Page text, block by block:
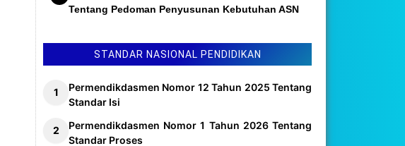
Tentang Pedoman Penyusunan Kebutuhan ASN
STANDAR NASIONAL PENDIDIKAN
Permendikdasmen Nomor 12 Tahun 2025 Tentang
Standar Isi
Permendikdasmen Nomor 1 Tahun 2026 Tentang
Standar Proses